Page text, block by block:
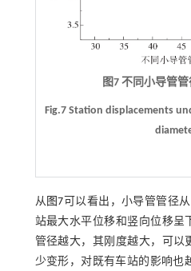
图7 不同小导管
Fig.7 Station displacements
从 图7 可以看出，小导管管径
站最大水平位移和竖向位移呈
管径越大，其刚度越大，可以
少变形，对既有车站的影响也